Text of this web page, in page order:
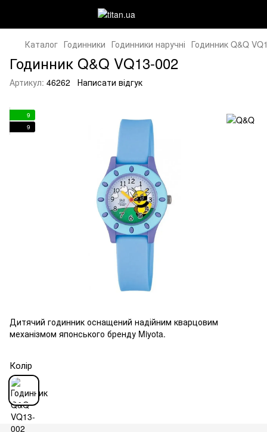
Каталог Годинники Годинники наручні Годинник Q&Q
Годинник Q&Q VQ13-002
Артикул: 46262 Написати відгук
9
9
Дитячий годинник оснащений надійним кварцовим
механізмом японського бренду Miyota.
Колір